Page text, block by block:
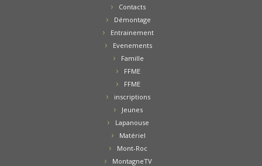
Contacts
Démontage
Entrainement
Evenements
Famille
FFME
FFME
inscriptions
Jeunes
Lapanouse
Matériel
Mont-Roc
MontagneTV